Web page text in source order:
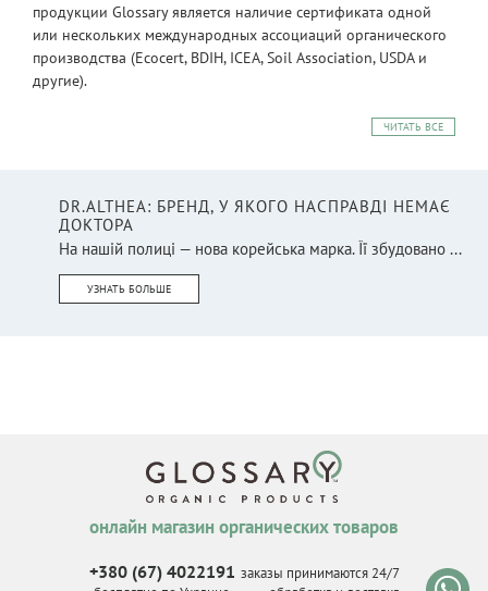
продукции Glossary является наличие сертификата одной
или нескольких международных ассоциаций органического
производства (Ecocert, BDIH, ICEA, Soil Association, USDA и
другие).
ЧИТАТЬ ВСЕ
DR.ALTHEA: БРЕНД, У ЯКОГО НАСПРАВДІ НЕМАЄ
ДОКТОРА
На нашій полиці — нова корейська марка. Її збудовано ...
УЗНАТЬ БОЛЬШЕ
онлайн магазин органических товаров
+380 (67) 4022191 заказы принимаются 24/7